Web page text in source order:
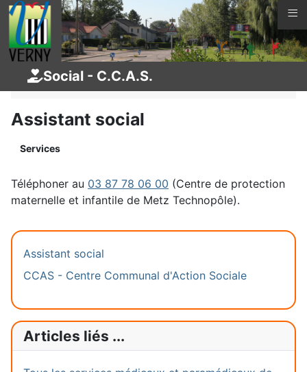
Vous êtes ici :Page d'accueil
Services
Social - C.C.A.S.
Assistant social
Services
Téléphoner au 03 87 78 06 00 (Centre de protection
maternelle et infantile de Metz Technopôle).
Assistant social
CCAS - Centre Communal d'Action Sociale
Articles liés ...
Social - C.C.A.S.
≡